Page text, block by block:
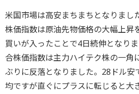
米国市場は高安まちまちとなりまし
株価指数は原油先物価格の大幅上昇
買いが入ったことで4日続伸となり
合株価指数は主力ハイテク株の一角
ぶりに反落となりました。28ドル安
均ですが直ぐにプラスに転じると大